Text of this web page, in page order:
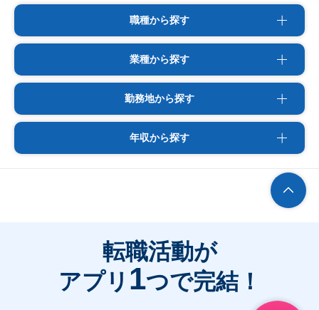
職種から探す
業種から探す
勤務地から探す
年収から探す
転職活動が
アプリ 1つで完結！